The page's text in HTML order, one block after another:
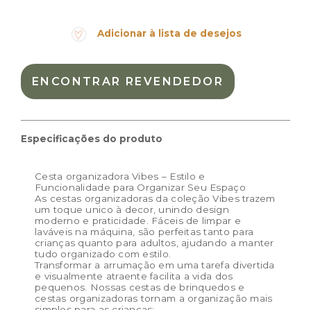
Materiais: Algodão natural
Peso: 0.6kg
Adicionar à lista de desejos
ENCONTRAR REVENDEDOR
Especificações do produto
Cesta organizadora Vibes – Estilo e
Funcionalidade para Organizar Seu Espaço
As cestas organizadoras da coleção Vibes trazem
um toque unico à decor, unindo design
moderno e praticidade. Fáceis de limpar e
laváveis na máquina, são perfeitas tanto para
crianças quanto para adultos, ajudando a manter
tudo organizado com estilo.
Transformar a arrumação em uma tarefa divertida
e visualmente atraente facilita a vida dos
pequenos. Nossas cestas de brinquedos e
cestas organizadoras tornam a organização mais